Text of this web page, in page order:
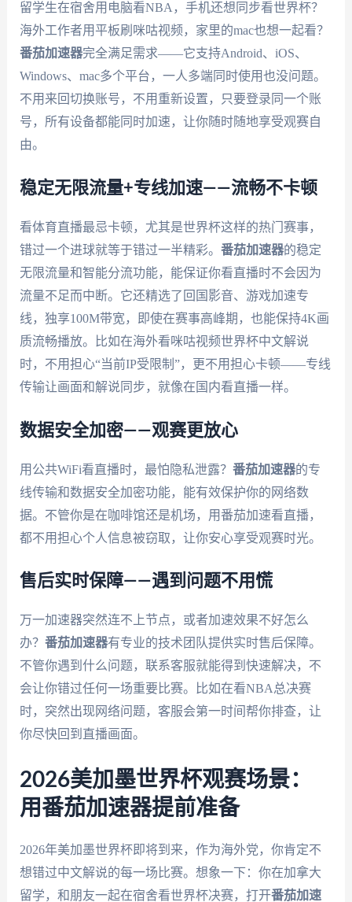
留学生在宿舍用电脑看NBA，手机还想同步看世界杯？
海外工作者用平板刷咪咕视频，家里的mac也想一起看？
番茄加速器完全满足需求——它支持Android、iOS、
Windows、mac多个平台，一人多端同时使用也没问题。
不用来回切换账号，不用重新设置，只要登录同一个账
号，所有设备都能同时加速，让你随时随地享受观赛自
由。
稳定无限流量+专线加速——流畅不卡顿
看体育直播最忌卡顿，尤其是世界杯这样的热门赛事，
错过一个进球就等于错过一半精彩。 番茄加速器的稳定
无限流量和智能分流功能，能保证你看直播时不会因为
流量不足而中断。它还精选了回国影音、游戏加速专
线，独享100M带宽，即使在赛事高峰期，也能保持4K画
质流畅播放。比如在海外看咪咕视频世界杯中文解说
时，不用担心“当前IP受限制”，更不用担心卡顿——专线
传输让画面和解说同步，就像在国内看直播一样。
数据安全加密——观赛更放心
用公共WiFi看直播时，最怕隐私泄露？ 番茄加速器的专
线传输和数据安全加密功能，能有效保护你的网络数
据。不管你是在咖啡馆还是机场，用番茄加速看直播，
都不用担心个人信息被窃取，让你安心享受观赛时光。
售后实时保障——遇到问题不用慌
万一加速器突然连不上节点，或者加速效果不好怎么
办？ 番茄加速器有专业的技术团队提供实时售后保障。
不管你遇到什么问题，联系客服就能得到快速解决，不
会让你错过任何一场重要比赛。比如在看NBA总决赛
时，突然出现网络问题，客服会第一时间帮你排查，让
你尽快回到直播画面。
2026美加墨世界杯观赛场景：
用番茄加速器提前准备
2026年美加墨世界杯即将到来，作为海外党，你肯定不
想错过中文解说的每一场比赛。想象一下：你在加拿大
留学，和朋友一起在宿舍看世界杯决赛，打开番茄加速